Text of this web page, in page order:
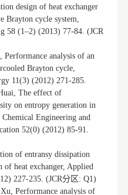
design of heat exchanger
Brayton cycle system,
58 (1–2) (2013) 77-84. (JCR
Performance analysis of an
Brayton cycle,
11(3) (2012) 271-285.
The effect of
on entropy generation in
Engineering and
52(0) (2012) 85-91.
of entransy dissipation
heat exchanger, Applied
227-235. (JCR分区: Q1)
Performance analysis of